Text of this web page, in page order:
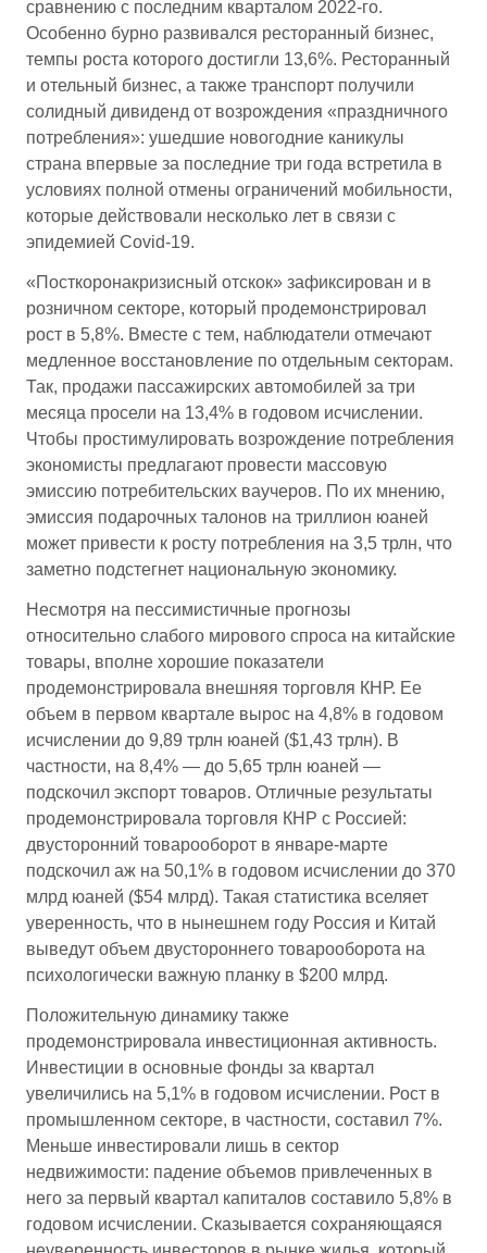
сравнению с последним кварталом 2022-го.
Особенно бурно развивался ресторанный бизнес,
темпы роста которого достигли 13,6%. Ресторанный
и отельный бизнес, а также транспорт получили
солидный дивиденд от возрождения «праздничного
потребления»: ушедшие новогодние каникулы
страна впервые за последние три года встретила в
условиях полной отмены ограничений мобильности,
которые действовали несколько лет в связи с
эпидемией Covid-19.
«Посткоронакризисный отскок» зафиксирован и в
розничном секторе, который продемонстрировал
рост в 5,8%. Вместе с тем, наблюдатели отмечают
медленное восстановление по отдельным секторам.
Так, продажи пассажирских автомобилей за три
месяца просели на 13,4% в годовом исчислении.
Чтобы простимулировать возрождение потребления
экономисты предлагают провести массовую
эмиссию потребительских ваучеров. По их мнению,
эмиссия подарочных талонов на триллион юаней
может привести к росту потребления на 3,5 трлн, что
заметно подстегнет национальную экономику.
Несмотря на пессимистичные прогнозы
относительно слабого мирового спроса на китайские
товары, вполне хорошие показатели
продемонстрировала внешняя торговля КНР. Ее
объем в первом квартале вырос на 4,8% в годовом
исчислении до 9,89 трлн юаней ($1,43 трлн). В
частности, на 8,4% — до 5,65 трлн юаней —
подскочил экспорт товаров. Отличные результаты
продемонстрировала торговля КНР с Россией:
двусторонний товарооборот в январе-марте
подскочил аж на 50,1% в годовом исчислении до 370
млрд юаней ($54 млрд). Такая статистика вселяет
уверенность, что в нынешнем году Россия и Китай
выведут объем двустороннего товарооборота на
психологически важную планку в $200 млрд.
Положительную динамику также
продемонстрировала инвестиционная активность.
Инвестиции в основные фонды за квартал
увеличились на 5,1% в годовом исчислении. Рост в
промышленном секторе, в частности, составил 7%.
Меньше инвестировали лишь в сектор
недвижимости: падение объемов привлеченных в
него за первый квартал капиталов составило 5,8% в
годовом исчислении. Сказывается сохраняющаяся